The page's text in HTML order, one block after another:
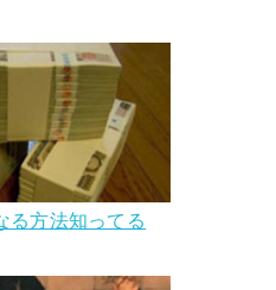
る方法知ってる